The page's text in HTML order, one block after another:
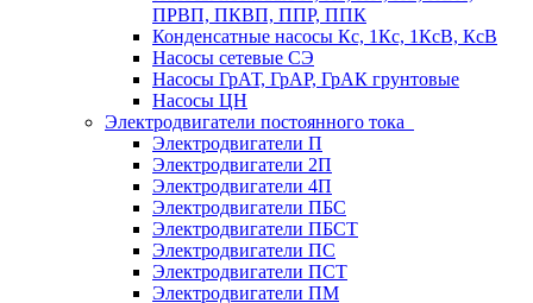
ПРВП, ПКВП, ППР, ППК
Конденсатные насосы Кс, 1Кс, 1КсВ, КсВ
Насосы сетевые СЭ
Насосы ГрАТ, ГрАР, ГрАК грунтовые
Насосы ЦН
Электродвигатели постоянного тока
Электродвигатели П
Электродвигатели 2П
Электродвигатели 4П
Электродвигатели ПБС
Электродвигатели ПБСТ
Электродвигатели ПС
Электродвигатели ПСТ
Электродвигатели ПМ